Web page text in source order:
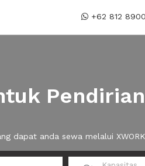
+62 812
dapat anda sewa melalui XWORK